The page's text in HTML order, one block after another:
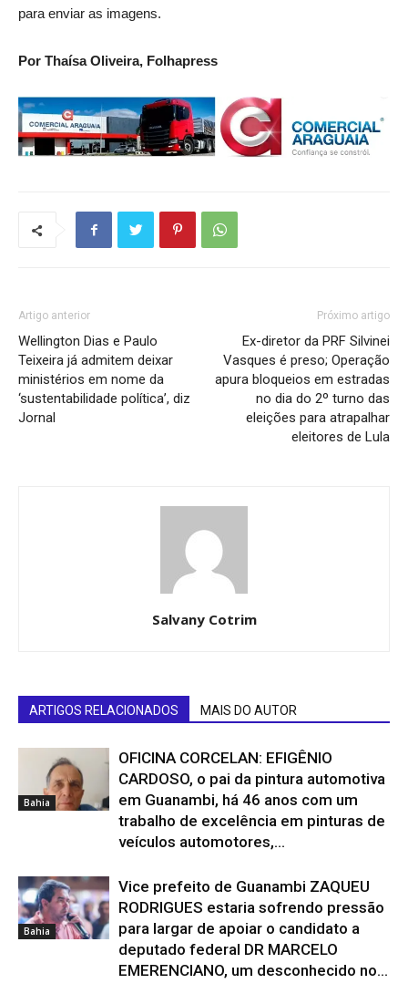
para enviar as imagens.
Por Thaísa Oliveira, Folhapress
Artigo anterior
Wellington Dias e Paulo
Teixeira já admitem deixar
ministérios em nome da
‘sustentabilidade política’, diz
Jornal
Próximo artigo
Ex-diretor da PRF Silvinei
Vasques é preso; Operação
apura bloqueios em estradas
no dia do 2º turno das
eleições para atrapalhar
eleitores de Lula
Salvany Cotrim
ARTIGOS RELACIONADOS MAIS DO AUTOR
Bahia
OFICINA CORCELAN: EFIGÊNIO
CARDOSO, o pai da pintura automotiva
em Guanambi, há 46 anos com um
trabalho de excelência em pinturas de
veículos automotores,...
Bahia
Vice prefeito de Guanambi ZAQUEU
RODRIGUES estaria sofrendo pressão
para largar de apoiar o candidato a
deputado federal DR MARCELO
EMERENCIANO, um desconhecido no...